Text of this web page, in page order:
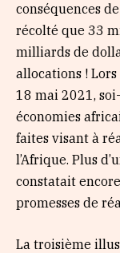
conséquences
récolté que 33
milliards de
allocations !
18 mai 2021,
économies
faites visant à
l’Afrique. Plus
constatait
promesses de
La troisième